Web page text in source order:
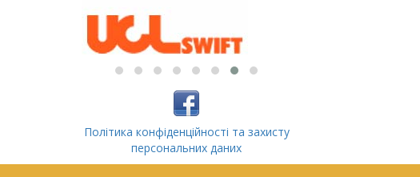
Політика конфіденційності та захисту
персональних даних